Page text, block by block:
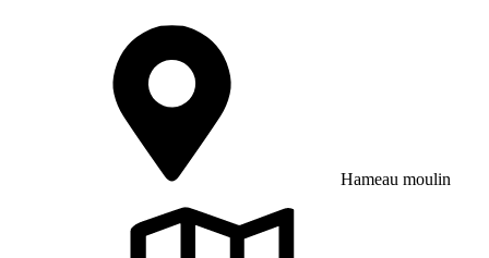
Hameau moulin